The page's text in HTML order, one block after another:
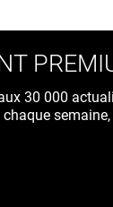
30 000